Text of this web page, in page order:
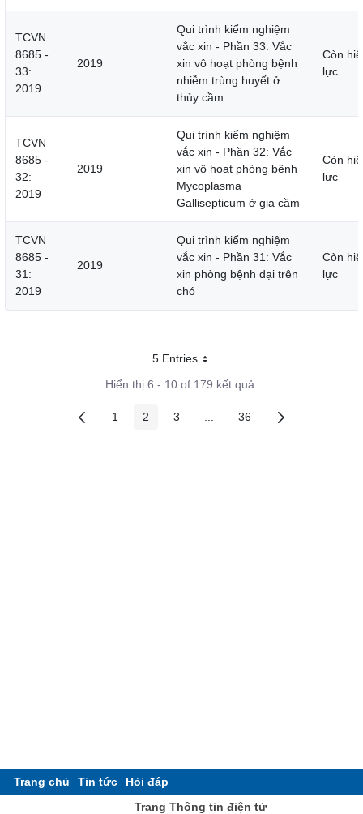
TCVN
8685 -
33:
2019
2019
Qui trình kiểm nghiệm
vắc xin - Phần 33: Vắc
xin vô hoạt phòng bệnh
nhiễm trùng huyết ở
thủy cầm
Còn
lực
TCVN
8685 -
32:
2019
2019
Qui trình kiểm nghiệm
vắc xin - Phần 32: Vắc
xin vô hoạt phòng bệnh
Mycoplasma
Gallisepticum ở gia cầm
Còn
lực
TCVN
8685 -
31:
2019
2019
Qui trình kiểm nghiệm
vắc xin - Phần 31: Vắc
xin phòng bệnh dại trên
chó
Còn
lực
5 EntriesMỗi trang
Hiển thị 6 - 10 of 179 kết quả.
Các trang trên cổng
1 Các trang trên cổng
2 Các trang trên cổng
3 Các trang trung gian
Các trang trên cổng
36
Trang chủ Tin tức
Hỏi đáp
Trang Thông tin điện tử